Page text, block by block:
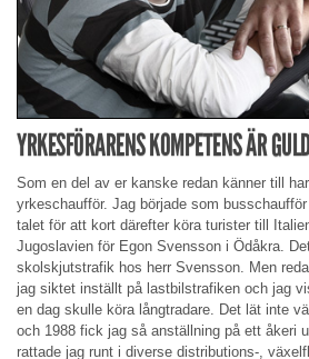
YRKESFÖRARENS KOMPETENS ÄR
Som en del av er kanske redan känner till
yrkeschaufför. Jag började som
talet för att kort därefter köra turister till
Jugoslavien för Egon Svensson i Ödåkra.
skolskjutstrafik hos herr Svensson. Men
jag siktet inställt på lastbilstrafiken och jag
en dag skulle köra långtradare. Det lät inte
och 1988 fick jag så anställning på ett åkeri
rattade jag runt i diverse distributions-,